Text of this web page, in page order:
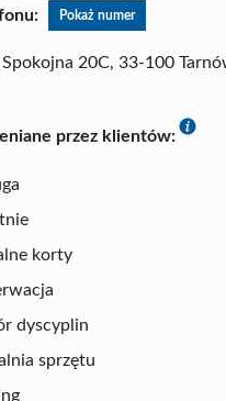
Pokaż numer
Spokojna 20C, 33-100
przez klientów:
korty
dyscyplin
sprzętu